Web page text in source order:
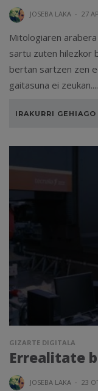
JOSEBA LAKA · 27
Mitologiaren
sartu zuten hilezkor
bertan sartzen zen
gaitasuna ei zeukan....
IRAKURRI GEHIAGO
GIZARTE DIGITALA
Errealitate
JOSEBA LAKA · 23